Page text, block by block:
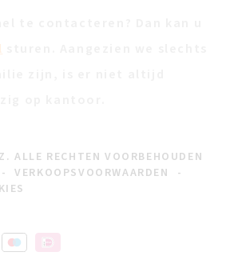
ALLE RECHTEN VOORBEHOUDEN
- VERKOOPSVOORWAARDEN
-